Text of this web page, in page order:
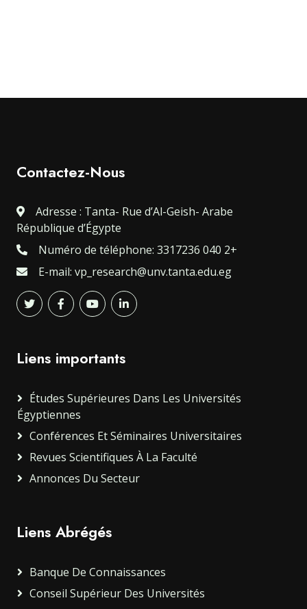
Contactez-Nous
Adresse : Tanta- Rue d’Al-Geish- Arabe
République d’Égypte
Numéro de téléphone: 3317236 040 2+
E-mail: vp_research@unv.tanta.edu.eg
Liens importants
Études Supérieures Dans Les Universités
Égyptiennes
Conférences Et Séminaires Universitaires
Revues Scientifiques À La Faculté
Annonces Du Secteur
Liens Abrégés
Banque De Connaissances
Conseil Supérieur Des Universités